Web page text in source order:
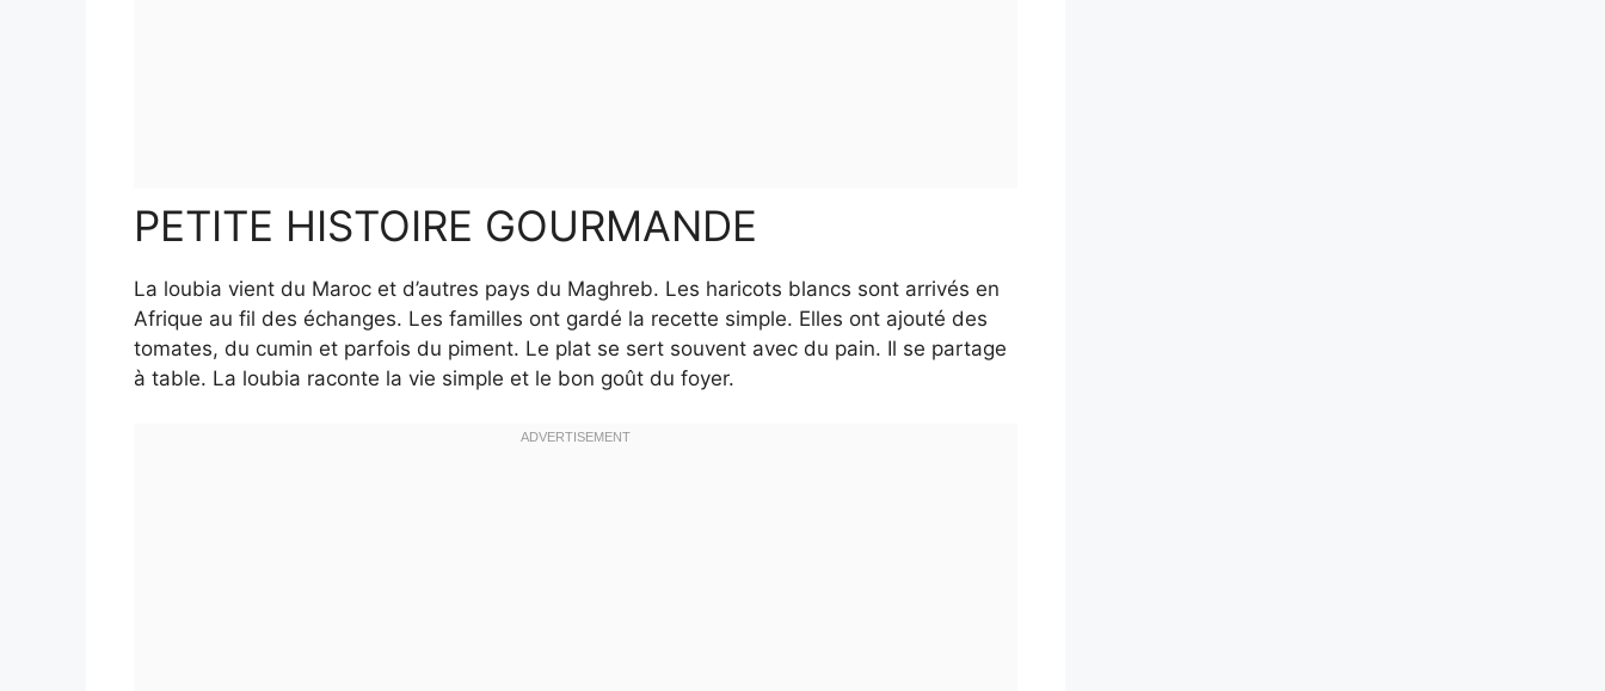
PETITE HISTOIRE GOURMANDE
La loubia vient du Maroc et d’autres pays du Maghreb. Les haricots blancs sont arrivés en
Afrique au fil des échanges. Les familles ont gardé la recette simple. Elles ont ajouté des
tomates, du cumin et parfois du piment. Le plat se sert souvent avec du pain. Il se partage
à table. La loubia raconte la vie simple et le bon goût du foyer.